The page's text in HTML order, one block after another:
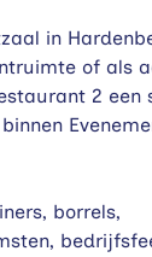
in
of als
2 een
borrels,